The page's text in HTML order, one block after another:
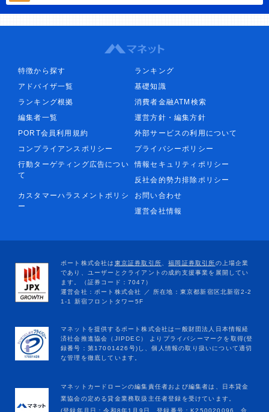
特徴から探す
ランキング
アドバイザ一覧
基礎知識
ランキング根拠
消費者金融ATM検索
編集者一覧
運営方針・編集方針
PORT会員利用規約
外部サービスの利用について
コンプライアンスポリシー
プライバシーポリシー
行動ターゲティング広告につい
て
情報セキュリティポリシー
反社会的勢力排除ポリシー
カスタマーハラスメントポリシ
ー
お問い合わせ
運営会社情報
マネットカードローンの編集責任者および編集者は、日本貸金
業協会の定める貸金業務取扱主任者登録を受けています。
(登録年月日：令和8年1月9日、登録番号：K250020096、合